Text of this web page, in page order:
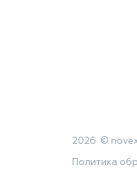
2026 ©
Политика